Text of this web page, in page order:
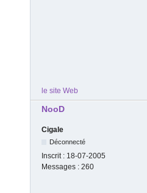
le site Web
NooD
Cigale
Déconnecté
Inscrit : 18-07-2005
Messages : 260